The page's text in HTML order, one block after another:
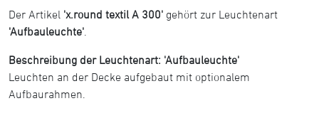
Der Artikel 'x.round textil A 300' gehört zur Leuchtenart
'Aufbauleuchte'
Beschreibung der Leuchtenart: 'Aufbauleuchte'
Leuchten an der Decke aufgebaut mit optionalem
Aufbaurahmen.